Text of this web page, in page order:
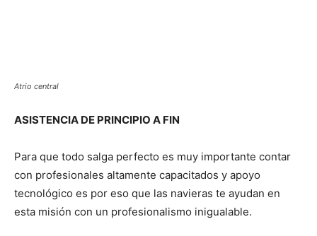
Atrio central
ASISTENCIA DE PRINCIPIO A FIN
Para que todo salga perfecto es muy importante contar
con profesionales altamente capacitados y apoyo
tecnológico es por eso que las navieras te ayudan en
esta misión con un profesionalismo inigualable.